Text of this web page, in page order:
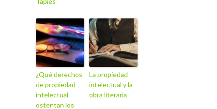
¿Qué derechos
de propiedad
intelectual
ostentan los
La propiedad
intelectual y la
obra literaria